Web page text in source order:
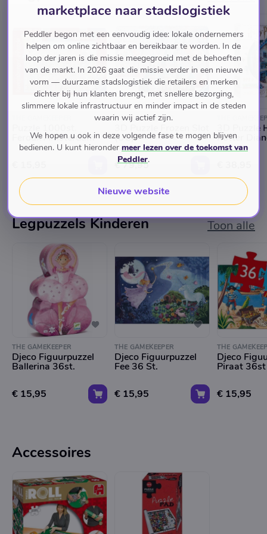
Feroux Amsterdam
THE GAMEKEEPER
(UC)
€ 79,95
THE
3D Puzzle
Potter
Legpuzzels Kinderen Toon alle
THE GAMEKEEPER
Djeco Figuurpuzzel
Ballerina 36st.
€ 15,95
THE GAMEKEEPER
Djeco Figuurpuzzel
Fee 36 St.
€ 15,95
THE
Djeco
Piraat 36st
€ 15,95
Accessoires
marketplace naar stadslogistiek
Peddler begon met een eenvoudig idee: lokale ondernemers
helpen om online zichtbaar en bereikbaar te worden. In de
loop der jaren is die missie meegegroeid met de behoeften
van de markt. In 2026 gaat die missie verder in een nieuwe
vorm — duurzame stadslogistiek die retailers en merken
dichter bij hun klanten brengt, met snellere bezorging,
slimmere lokale infrastructuur en minder impact in de steden
waarin wij actief zijn.
We hopen u ook in deze volgende fase te mogen blijven
bedienen. U kunt hieronder meer lezen over de toekomst van
Peddler.
Nieuwe website